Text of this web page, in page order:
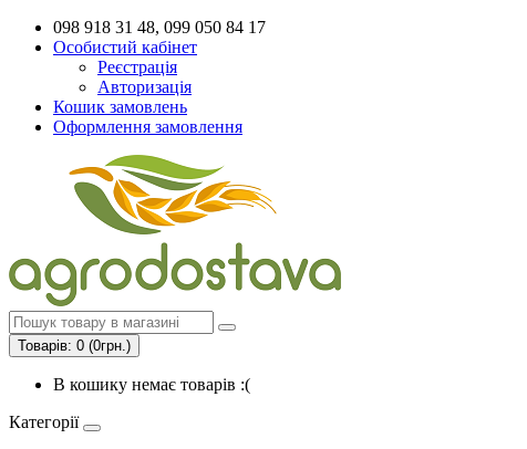
098 918 31 48, 099 050 84 17
Особистий кабінет
Реєстрація
Авторизація
Кошик замовлень
Оформлення замовлення
Товарів: 0 (0грн.)
В кошику немає товарів :(
Категорії